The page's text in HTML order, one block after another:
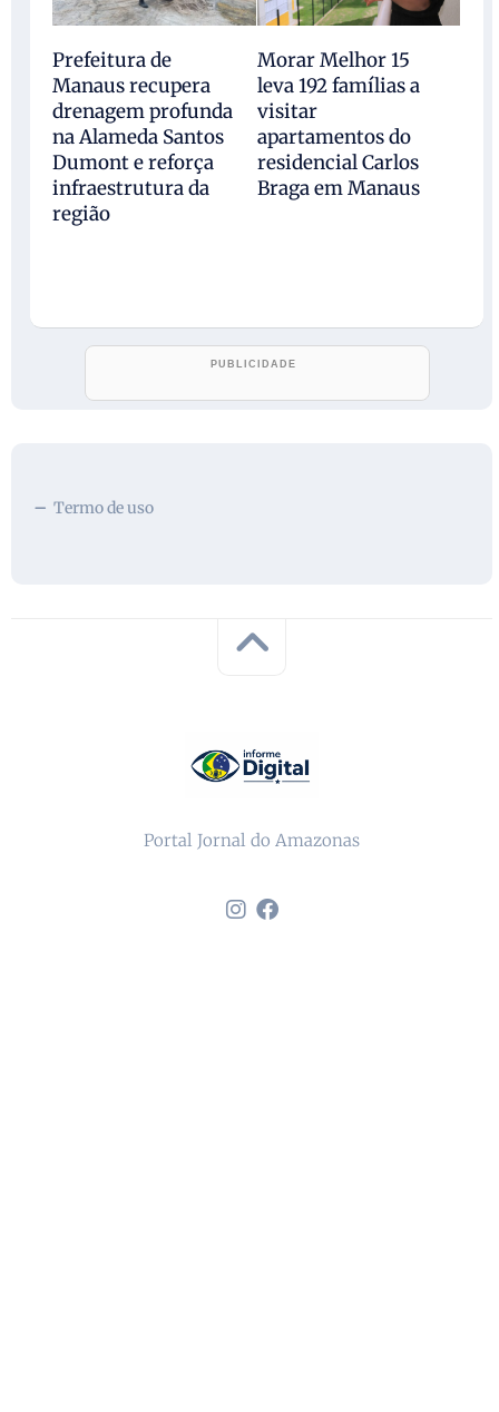
Prefeitura de
Manaus recupera
drenagem profunda
na Alameda Santos
Dumont e reforça
infraestrutura da
região
Morar Melhor 15
leva 192 famílias a
visitar
apartamentos do
residencial Carlos
Braga em Manaus
Termo de uso
Portal Jornal do Amazonas